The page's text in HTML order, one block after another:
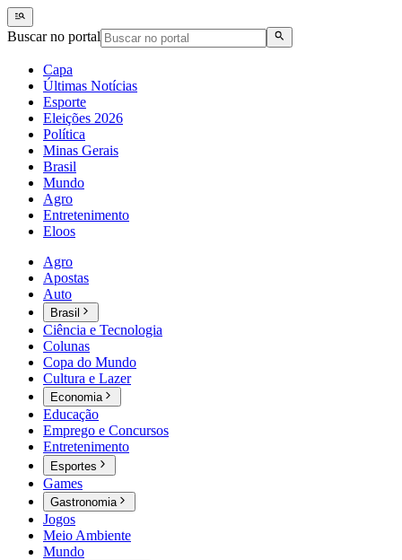
Buscar no portal
Capa
Últimas Notícias
Esporte
Eleições 2026
Política
Minas Gerais
Brasil
Mundo
Agro
Entretenimento
Eloos
Agro
Apostas
Auto
Brasil
Ciência e Tecnologia
Colunas
Copa do Mundo
Cultura e Lazer
Economia
Educação
Emprego e Concursos
Entretenimento
Esportes
Games
Gastronomia
Jogos
Meio Ambiente
Mundo